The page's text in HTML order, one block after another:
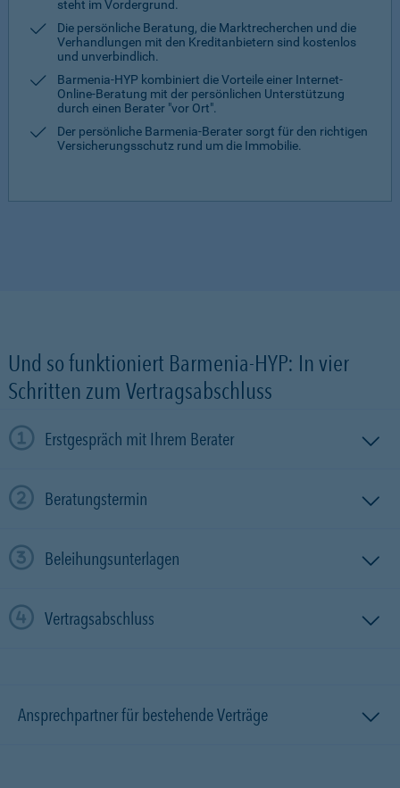
steht im Vordergrund.
Die persönliche Beratung, die Marktrecherchen und die
Verhandlungen mit den Kreditanbietern sind kostenlos
und unverbindlich.
Barmenia-HYP kombiniert die Vorteile einer Internet-
Online-Beratung mit der persönlichen Unterstützung
durch einen Berater "vor Ort".
Der persönliche Barmenia-Berater sorgt für den richtigen
Versicherungsschutz rund um die Immobilie.
Und so funktioniert Barmenia-HYP: In vier
Schritten zum Vertragsabschluss
Erstgespräch mit Ihrem Berater
Beratungstermin
Beleihungsunterlagen
Vertragsabschluss
Ansprechpartner für bestehende Verträge